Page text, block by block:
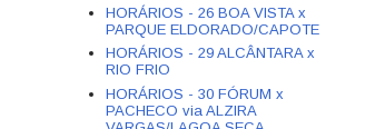
HORÁRIOS - 26 BOA VISTA x
PARQUE ELDORADO/CAPOTE
HORÁRIOS - 29 ALCÂNTARA x
RIO FRIO
HORÁRIOS - 30 FÓRUM x
PACHECO via ALZIRA